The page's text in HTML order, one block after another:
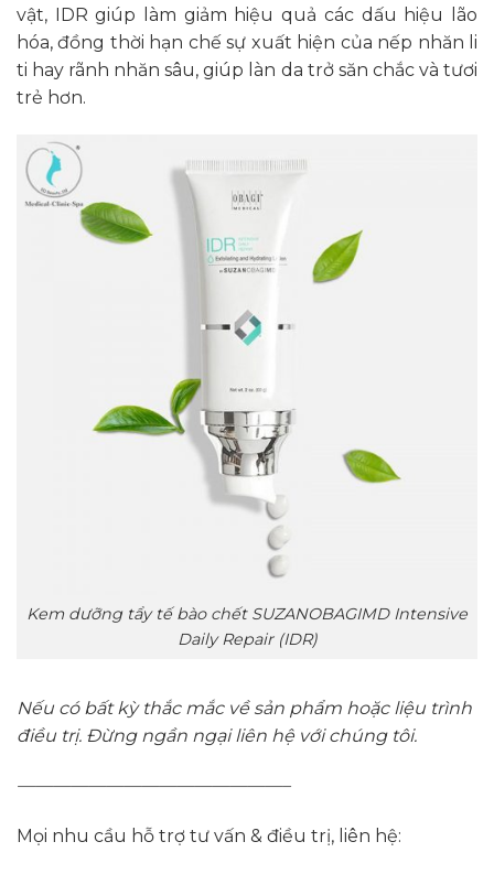
vật, IDR giúp làm giảm hiệu quả các dấu hiệu lão
hóa, đồng thời hạn chế sự xuất hiện của nếp nhăn li
ti hay rãnh nhăn sâu, giúp làn da trở săn chắc và tươi
trẻ hơn.
Kem dưỡng tẩy tế bào chết SUZANOBAGIMD Intensive
Daily Repair (IDR)
Nếu có bất kỳ thắc mắc về sản phẩm hoặc liệu trình
điều trị. Đừng ngần ngại liên hệ với chúng tôi.
———————————————–
Mọi nhu cầu hỗ trợ tư vấn & điều trị, liên hệ: